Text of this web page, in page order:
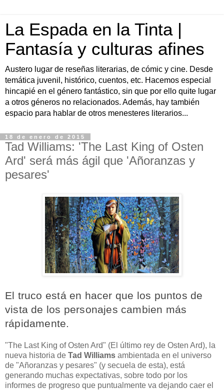
La Espada en la Tinta |
Fantasía y culturas afines
Austero lugar de reseñas literarias, de cómic y cine. Desde
temática juvenil, histórico, cuentos, etc. Hacemos especial
hincapié en el género fantástico, sin que por ello quite lugar
a otros géneros no relacionados. Además, hay también
espacio para hablar de otros menesteres literarios...
18 de enero de 2015
Tad Williams: 'The Last King of Osten
Ard' será más ágil que 'Añoranzas y
pesares'
El truco está en hacer que los puntos de
vista de los personajes cambien más
rápidamente.
"The Last King of Osten Ard" (El último rey de Osten Ard), la
nueva historia de Tad Williams ambientada en el universo
de "Añoranzas y pesares" (y secuela de esta), está
generando muchas expectativas, sobre todo por los
informes de progreso que puntualmente va dejando caer el